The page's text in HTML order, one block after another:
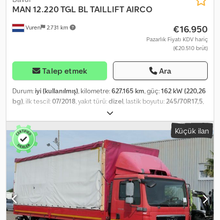
Vuren 2.731 km
MAN 12.220 TGL BL TAILLIFT AIRCO
€16.950
Pazarlık Fiyatı KDV hariç
(€20.510 brüt)
Talep etmek Ara
Durum: iyi (kullanılmış), kilometre:627.165 km, güç:162 kW (220,26
bg) , ilk tescil:07/2018 , yakıt türü:dizel , lastik boyutu: 245/70R17,5
, dingil mesafesi:
renk:diğer, şoför kabini:gündüz kabini, vites türü:otomatik, vites
sayısı:12, emisyon sınıfı:Euro 6, süspansiyon:diğer, koltuk sayısı: 2,
toplam uzunluk:
9.370 mm, toplam genişlik:2.550 mm, toplam
yükseklik:3.490 mm, yükleme alanı uzunluğu:7.260 mm
alanı genişliği:
, yükleme alanı yüksekliği: 2.430 mm
Üretim yılı:
ABS, Bluetooth, elektrikli ayna,
elektrikli cam sistemi, hidrolik arka platform, hız sabitleyici,
klima, merkezi kilitleme, navigasyon sistemi, çekiş kontrolü, = Ek
Seçenekler ve Aksesuarlar = - Isıtmalı aynalar - Dijital takograf
Dkedjzr Edvopfx Ackjr - Yol bilgisayarı (kayıt cihazı) - Sabit - Halojen
Küçük ilan